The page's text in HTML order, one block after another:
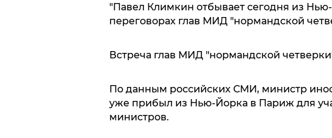
"Павел Климкин отбывает сегодня из
переговорах глав МИД "нормандской
Встреча глав МИД "нормандской
По данным российских СМИ, министр
уже прибыл из Нью-Йорка в Париж для
министров.